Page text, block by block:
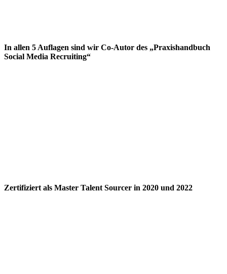
In allen 5 Auflagen sind wir Co-Autor des „Praxishandbuch
Social Media Recruiting“
Zertifiziert als Master Talent Sourcer in 2020 und 2022